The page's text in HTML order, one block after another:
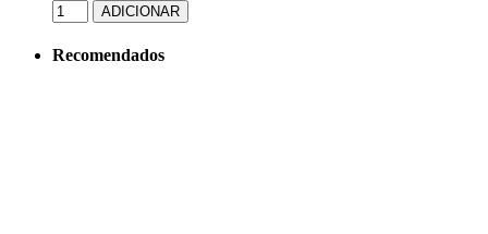
ADICIONAR
Recomendados